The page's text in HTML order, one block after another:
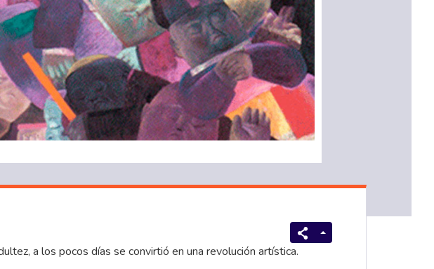
a los pocos días se convirtió en una revolución artística.